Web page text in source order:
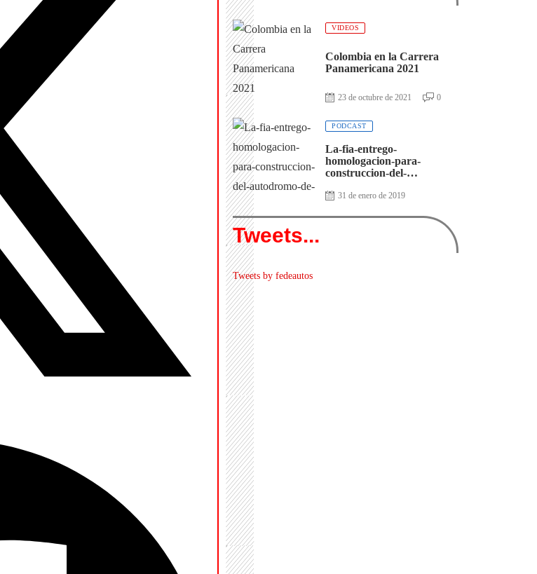
VIDEOS
Colombia en la Carrera
Panamericana 2021
23 de octubre de 2021 0
PODCAST
La-fia-entrego-
homologacion-para-
construccion-del-
31 de enero de 2019
Tweets...
Tweets by fedeautos